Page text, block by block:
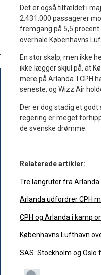
Det er også tilfældet i
2.431.000 passagerer
fremgang på 5,5
overhale Københavns
En stor skalp, men ikke
ikke lægger skjul på, at
mere på Arlanda. I CPH
seneste, og Wizz Air
Der er dog stadig et
regering er meget
de svenske drømme.
Relaterede artikler:
Tre langruter fra Arlanda
Arlanda udfordrer CPH
CPH og Arlanda i kamp
Københavns Lufthavn
SAS: Stockholm og Oslo